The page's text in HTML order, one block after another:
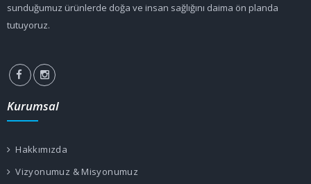
sunduğumuz ürünlerde doğa ve insan sağlığını daima ön planda
tutuyoruz.
Kurumsal
Hakkımızda
Vizyonumuz & Misyonumuz